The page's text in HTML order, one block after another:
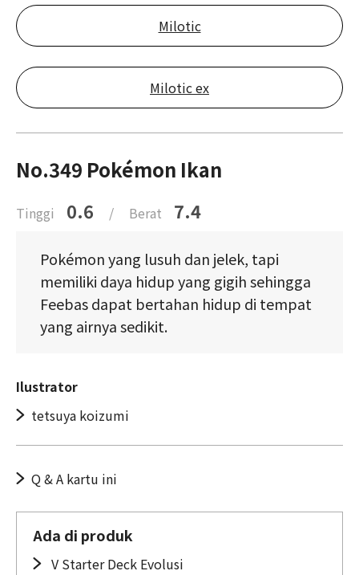
Milotic
Milotic ex
No.349 Pokémon Ikan
Tinggi 0.6 / Berat 7.4
Pokémon yang lusuh dan jelek, tapi
memiliki daya hidup yang gigih sehingga
Feebas dapat bertahan hidup di tempat
yang airnya sedikit.
Ilustrator
tetsuya koizumi
Q & A kartu ini
Ada di produk
V Starter Deck Evolusi